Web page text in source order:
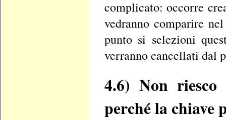
complicato: occorre
vedranno comparire
punto si selezioni
verranno cancellati dal
4.6) Non
perché la chiave